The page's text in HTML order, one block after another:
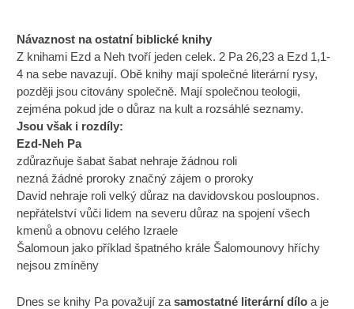
Návaznost na ostatní biblické knihy
Z knihami Ezd a Neh tvoří jeden celek. 2 Pa 26,23 a Ezd 1,1-
4 na sebe navazují. Obě knihy mají společné literární rysy,
později jsou citovány společně. Mají společnou teologii,
zejména pokud jde o důraz na kult a rozsáhlé seznamy.
Jsou však i rozdíly:
Ezd-Neh Pa
zdůrazňuje šabat šabat nehraje žádnou roli
nezná žádné proroky značný zájem o proroky
David nehraje roli velký důraz na davidovskou posloupnos.
nepřátelství vůči lidem na severu důraz na spojení všech
kmenů a obnovu celého Izraele
Šalomoun jako příklad špatného krále Šalomounovy hříchy
nejsou zmíněny
Dnes se knihy Pa považují zasamostatné literární dílo a je